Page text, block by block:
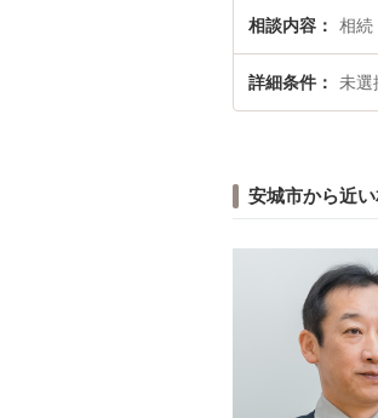
相談内容 相続
詳細条件 未選
安城市から近